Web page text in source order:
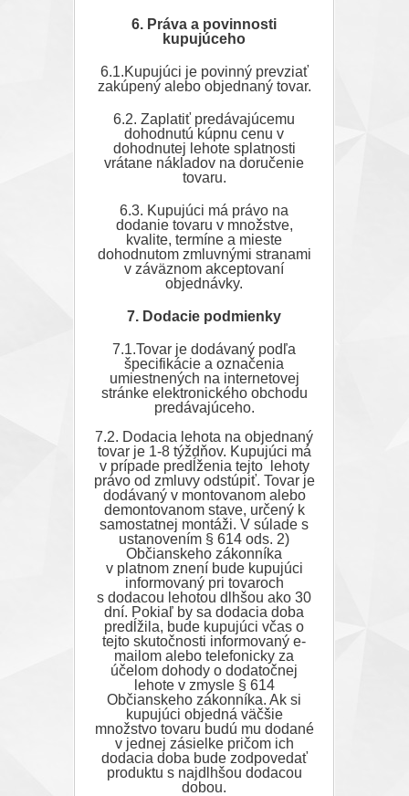
6. Práva a povinnosti
kupujúceho
6.1.Kupujúci je povinný prevziať
zakúpený alebo objednaný tovar.
6.2. Zaplatiť predávajúcemu
dohodnutú kúpnu cenu v
dohodnutej lehote splatnosti
vrátane nákladov na doručenie
tovaru.
6.3. Kupujúci má právo na
dodanie tovaru v množstve,
kvalite, termíne a mieste
dohodnutom zmluvnými stranami
v záväznom akceptovaní
objednávky.
7. Dodacie podmienky
7.1.Tovar je dodávaný podľa
špecifikácie a označenia
umiestnených na internetovej
stránke elektronického obchodu
predávajúceho.
7.2. Dodacia lehota na objednaný
tovar je 1-8 týždňov. Kupujúci má
v prípade predĺženia tejto lehoty
právo od zmluvy odstúpiť. Tovar je
dodávaný v montovanom alebo
demontovanom stave, určený k
samostatnej montáži. V súlade s
ustanovením § 614 ods. 2)
Občianskeho zákonníka
v platnom znení bude kupujúci
informovaný pri tovaroch
s dodacou lehotou dlhšou ako 30
dní. Pokiaľ by sa dodacia doba
predĺžila, bude kupujúci včas o
tejto skutočnosti informovaný e-
mailom alebo telefonicky za
účelom dohody o dodatočnej
lehote v zmysle § 614
Občianskeho zákonníka. Ak si
kupujúci objedná väčšie
množstvo tovaru budú mu dodané
v jednej zásielke pričom ich
dodacia doba bude zodpovedať
produktu s najdlhšou dodacou
dobou.